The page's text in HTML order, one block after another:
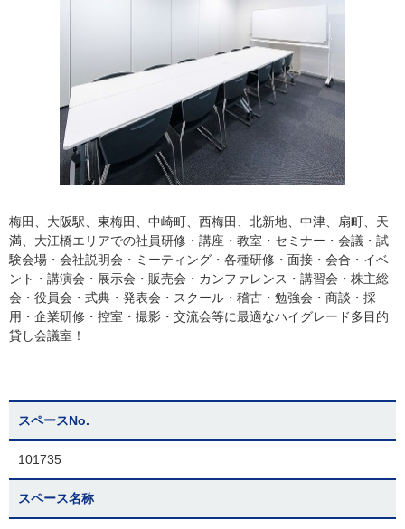
梅田、大阪駅、東梅田、中崎町、西梅田、北新地、中津、扇町、天
満、大江橋エリアでの社員研修・講座・教室・セミナー・会議・試
験会場・会社説明会・ミーティング・各種研修・面接・会合・イベ
ント・講演会・展示会・販売会・カンファレンス・講習会・株主総
会・役員会・式典・発表会・スクール・稽古・勉強会・商談・採
用・企業研修・控室・撮影・交流会等に最適なハイグレード多目的
貸し会議室！
スペースNo.
101735
スペース名称